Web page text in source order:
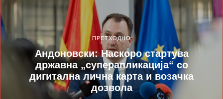
ПРЕТХОДНО
Андоновски: Наскоро стартува
државна „суперапликација“ со
дигитална лична карта и возачка
дозвола